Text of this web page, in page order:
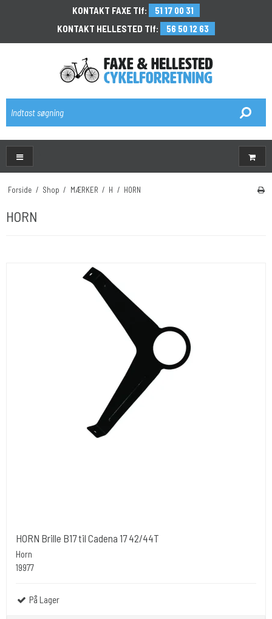
KONTAKT FAXE Tlf:
51 17 00 31
KONTAKT HELLESTED Tlf:
56 50 12 63
Forside / Shop / MÆRKER / H / HORN
HORN
HORN Brille B17 til Cadena 17 42/44T
Horn
19977
På Lager